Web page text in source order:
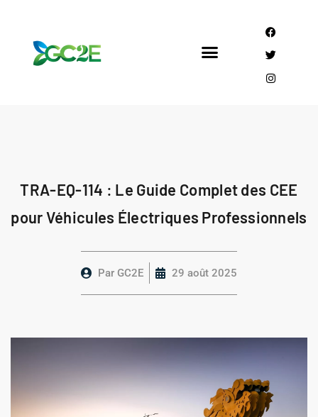
TRA-EQ-114 : Le Guide Complet des CEE
pour Véhicules Électriques Professionnels
Par GC2E 29 août 2025